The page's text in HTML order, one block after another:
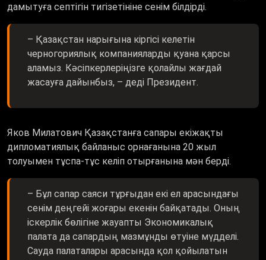
дамытуға септігін тигізетініне сенім білдірді.
– Қазақстан нарығына кіргісі келетін
черногориялық компанияларды қуана қарсы
аламыз. Кәсіпкерлеріңізге қолайлы жағдай
жасауға дайынбыз, – деді Президент.
Яков Милатович Қазақстанға сапары екіжақты
дипломатиялық байланыс орнағанына 20 жыл
толуымен тұспа-тұс келіп отырғанына мән берді.
– Бұл сапар саяси тұрғыдан екі ел арасындағы
сенім деңгейі жоғары екенін байқатады. Оның
іскерлік бөлігіне жауапты Экономикалық
палата да сапардың мазмұнды өтуіне мүдделі.
Сауда палаталары арасында қол қойылатын